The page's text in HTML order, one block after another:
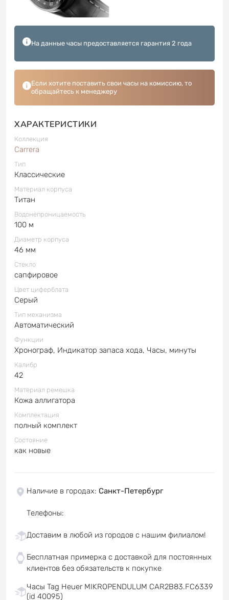
На данные часы предоставляется гарантия 2 года
Если хотите поставить свои часы на комиссию, то
обращайтесь к менеджеру
ХАРАКТЕРИСТИКИ
Коллекция
Carrera
Тип
Классические
Материал корпуса
Титан
Водонепроницаемость
100 м
Диаметр корпуса
46 мм
Стекло
сапфировое
Цвет циферблата
Серый
Тип механизма
Автоматический
Функции
Хронограф, Индикатор запаса хода, Часы, минуты
Калибр
42
Материал ремешка
Кожа аллигатора
Комплектация
полный комплект
Состояние
как новые
Наличие в городах: Санкт-Петербург
Телефоны:
Доставим в любой из городов с нашим филиалом!
Бесплатная примерка с доставкой для постоянных
клиентов без обязательств к покупке
Часы Tag Heuer MIKROPENDULUM CAR2B83.FC6339
(id 40095)